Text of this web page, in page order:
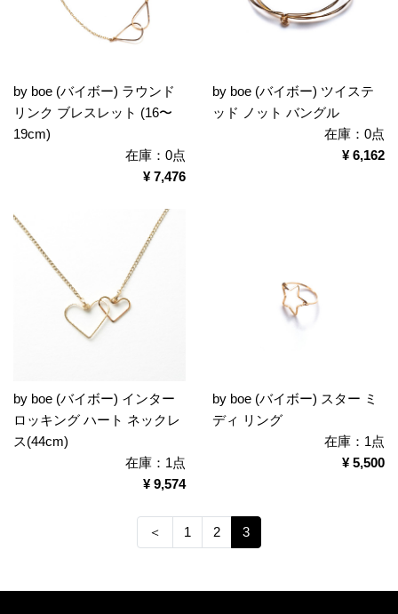
by boe (バイボー) ラウンド
リンク ブレスレット (16〜
19cm)
在庫：0点
¥ 7,476
by boe (バイボー) ツイステ
ッド ノット バングル
在庫：0点
¥ 6,162
by boe (バイボー) インター
ロッキング ハート ネックレ
ス(44cm)
在庫：1点
¥ 9,574
by boe (バイボー) スター ミ
ディ リング
在庫：1点
¥ 5,500
＜ 1 2 3